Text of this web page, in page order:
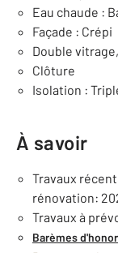
Eau chaude :
Façade : Crépi
Double
Clôture
Isolation :
À savoir
Travaux
rénovation:
Travaux à
Barèmes